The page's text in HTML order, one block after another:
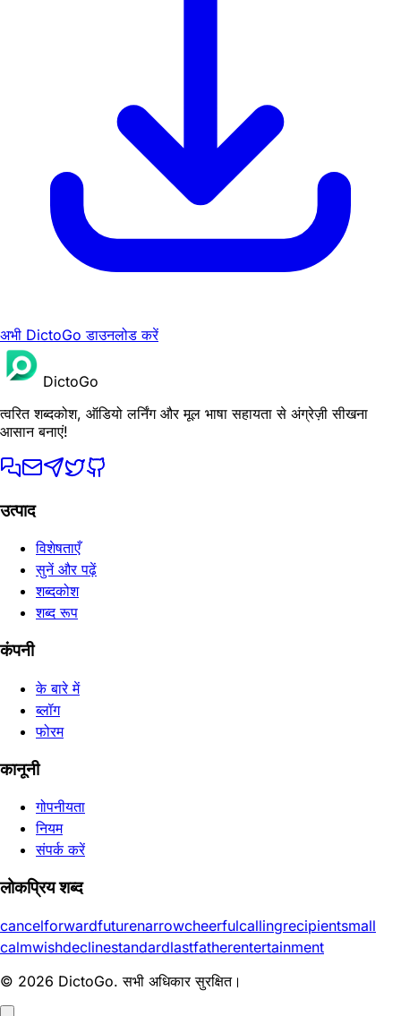
अभी DictoGo डाउनलोड करें
DictoGo
त्वरित शब्दकोश, ऑडियो लर्निंग और मूल भाषा सहायता से अंग्रेज़ी सीखना
आसान बनाएं!
उत्पाद
विशेषताएँ
सुनें और पढ़ें
शब्दकोश
शब्द रूप
कंपनी
के बारे में
ब्लॉग
फोरम
कानूनी
गोपनीयता
नियम
संपर्क करें
लोकप्रिय शब्द
cancelforwardfuturenarrowcheerfulcallingrecipientsmall
calmwishdeclinestandardlastfatherentertainment
© 2026 DictoGo. सभी अधिकार सुरक्षित।